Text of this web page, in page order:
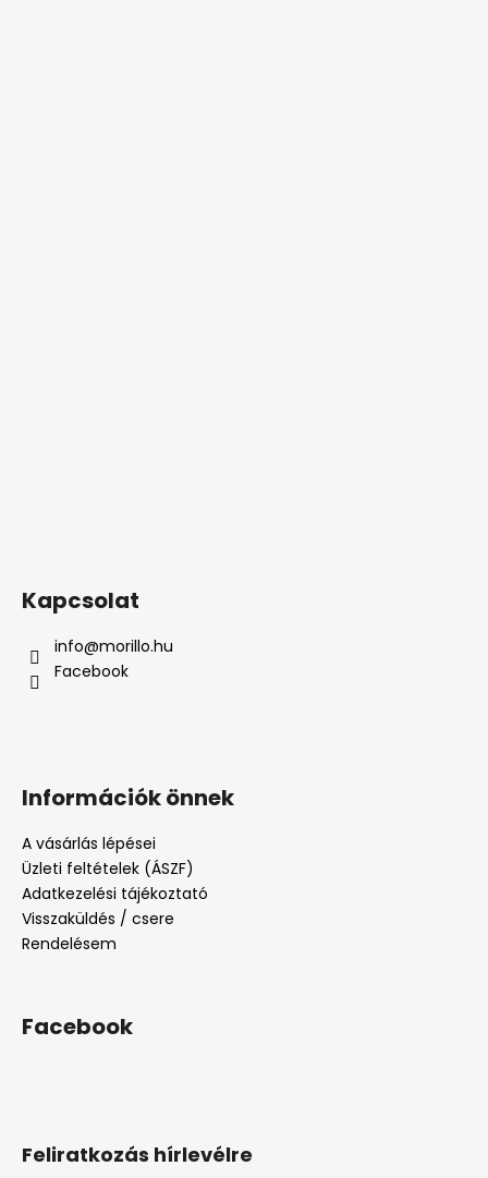
Feliratkozás hírlevélre
Kapcsolat
info@morillo.hu
Facebook
Információk önnek
A vásárlás lépései
Üzleti feltételek (ÁSZF)
Adatkezelési tájékoztató
Visszaküldés / csere
Rendelésem
Facebook